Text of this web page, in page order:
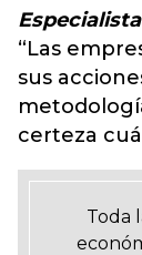
“Las
sus
certeza
Toda